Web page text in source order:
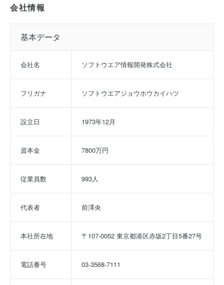
会社情報
基本データ
会社名 ソフトウエア情報開発株式会社
フリガナ ソフトウエアジョウホウカイハツ
設立日 1973年12月
資本金 7800万円
従業員数 993人
代表者 前澤央
本社所在地 〒107-0052 東京都港区赤坂2丁目5番27号
電話番号 03-3568-7111